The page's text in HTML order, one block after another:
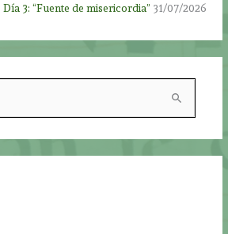
3: “Fuente de misericordia” 31/07/2026